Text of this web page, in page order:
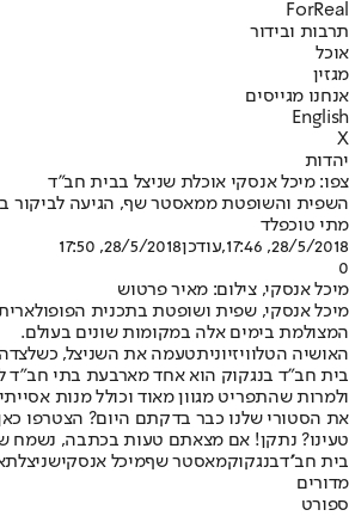
ForReal
תרבות ובידור
אוכל
מגזין
אנחנו מגייסים
English
X
יהדות
צפו: מיכל אנסקי אוכלת שניצל בבית חב"ד
השפית והשופטת ממאסטר שף, הגיעה לביקור
מתי טוכפלד
28/5/2018, 17:46
,עודכן28/5/2018, 17:50
0
מיכל אנסקי, צילום: מאיר פרטוש
מיכל אנסקי, שפית ושופטת בתכנית
המצולמת בימים אלה במקומות שונים בעולם.
האושיה הטלוויזיוניתטעמה את השניצל,
ולמרות שהתפריט מגוון מאוד וכולל מנות
את הסטורי שלנו כבר בדקתם היום? הצטרפו
טעינו? נתקן! אם מצאתם טעות בכתבה, נשמח
בית חב''דבנגקוקמאסטר שףמיכל אנסקישניצל
מדורים
ספורט